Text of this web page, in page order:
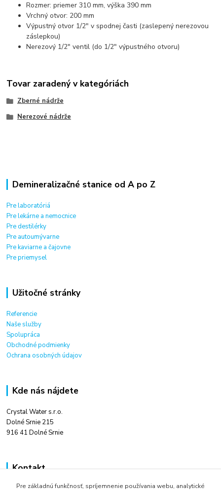
Rozmer: priemer 310 mm, výška 390 mm
Vrchný otvor: 200 mm
Výpustný otvor 1/2" v spodnej časti (zaslepený nerezovou
záslepkou)
Nerezový 1/2" ventil (do 1/2" výpustného otvoru)
Tovar zaradený v kategóriách
Zberné nádrže
Nerezové nádrže
Demineralizačné stanice od A po Z
Pre laboratóriá
Pre lekárne a nemocnice
Pre destilérky
Pre autoumývarne
Pre kaviarne a čajovne
Pre priemysel
Užitočné stránky
Referencie
Naše služby
Spolupráca
Obchodné podmienky
Ochrana osobných údajov
Kde nás nájdete
Crystal Water s.r.o.
Dolné Srnie 215
916 41 Dolné Srnie
Kontakt
Ing. Tomáš Kováč
Pre základnú funkčnosť, spríjemnenie používania webu, analytické